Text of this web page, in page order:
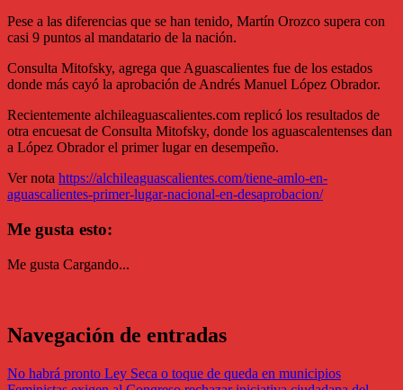
Pese a las diferencias que se han tenido, Martín Orozco supera con
casi 9 puntos al mandatario de la nación.
Consulta Mitofsky, agrega que Aguascalientes fue de los estados
donde más cayó la aprobación de Andrés Manuel López Obrador.
Recientemente alchileaguascalientes.com replicó los resultados de
otra encuesat de Consulta Mitofsky, donde los aguascalentenses dan
a López Obrador el primer lugar en desempeño.
Ver nota https://alchileaguascalientes.com/tiene-amlo-en-
aguascalientes-primer-lugar-nacional-en-desaprobacion/
Me gusta esto:
Me gusta Cargando...
Navegación de entradas
No habrá pronto Ley Seca o toque de queda en municipios